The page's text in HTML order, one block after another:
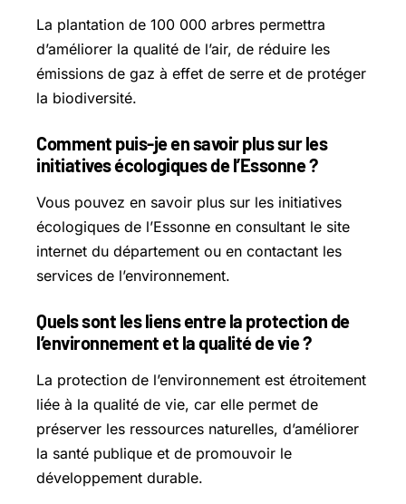
La plantation de 100 000 arbres permettra
d’améliorer la qualité de l’air, de réduire les
émissions de gaz à effet de serre et de protéger
la biodiversité.
Comment puis-je en savoir plus sur les
initiatives écologiques de l’Essonne ?
Vous pouvez en savoir plus sur les initiatives
écologiques de l’Essonne en consultant le site
internet du département ou en contactant les
services de l’environnement.
Quels sont les liens entre la protection de
l’environnement et la qualité de vie ?
La protection de l’environnement est étroitement
liée à la qualité de vie, car elle permet de
préserver les ressources naturelles, d’améliorer
la santé publique et de promouvoir le
développement durable.